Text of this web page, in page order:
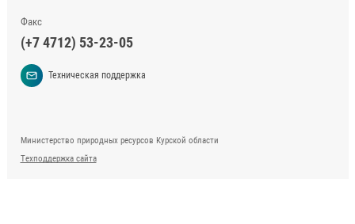
Факс
(+7 4712) 53-23-05
Техническая поддержка
Министерство природных ресурсов Курской области
Техподдержка сайта